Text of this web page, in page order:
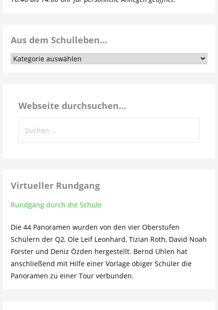
Aus dem Schulleben…
Aus
Webseite durchsuchen…
nach:
Virtueller Rundgang
Rundgang durch die Schule
Die 44 Panoramen wurden von den vier Oberstufen
Schülern der Q2, Ole Leif Leonhard, Tizian Roth, David Noah
Förster und Deniz Özden hergestellt. Bernd Uhlen hat
anschließend mit Hilfe einer Vorlage obiger Schüler die
Panoramen zu einer Tour verbunden.